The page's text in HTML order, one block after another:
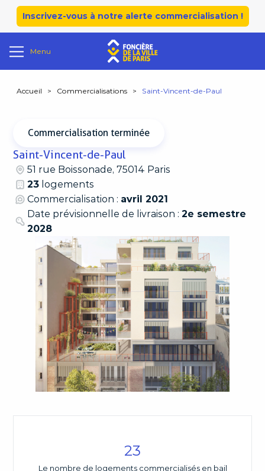
Inscrivez-vous à notre alerte commercialisation !
Menu
Accueil > Commercialisations > Saint-Vincent-de-Paul
Commercialisation terminée
Saint-Vincent-de-Paul
51 rue Boissonade, 75014 Paris
23 logements
Commercialisation : avril 2021
Date prévisionnelle de livraison :2e semestre
2028
23
Le nombre de logements commercialisés en bail